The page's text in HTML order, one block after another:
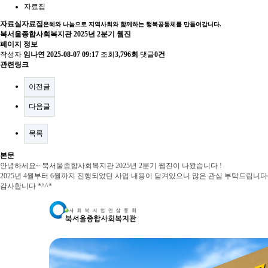
자료집
자료실자료집은혜와 나눔으로 지역사회와 함께하는 행복공동체를 만들어갑니다.
북서울종합사회복지관 2025년 2분기 웹진
페이지 정보
작성자 임나연 2025-08-07 09:17 조회 3,796회 댓글0건
관련링크
이전글
다음글
목록
본문
안녕하세요~ 북서울종합사회복지관 2025년 2분기 웹진이 나왔습니다 !
2025년 4월부터 6월까지 진행되었던 사업 내용이 담겨있으니 많은 관심 부탁드립니
감사합니다 *^^*